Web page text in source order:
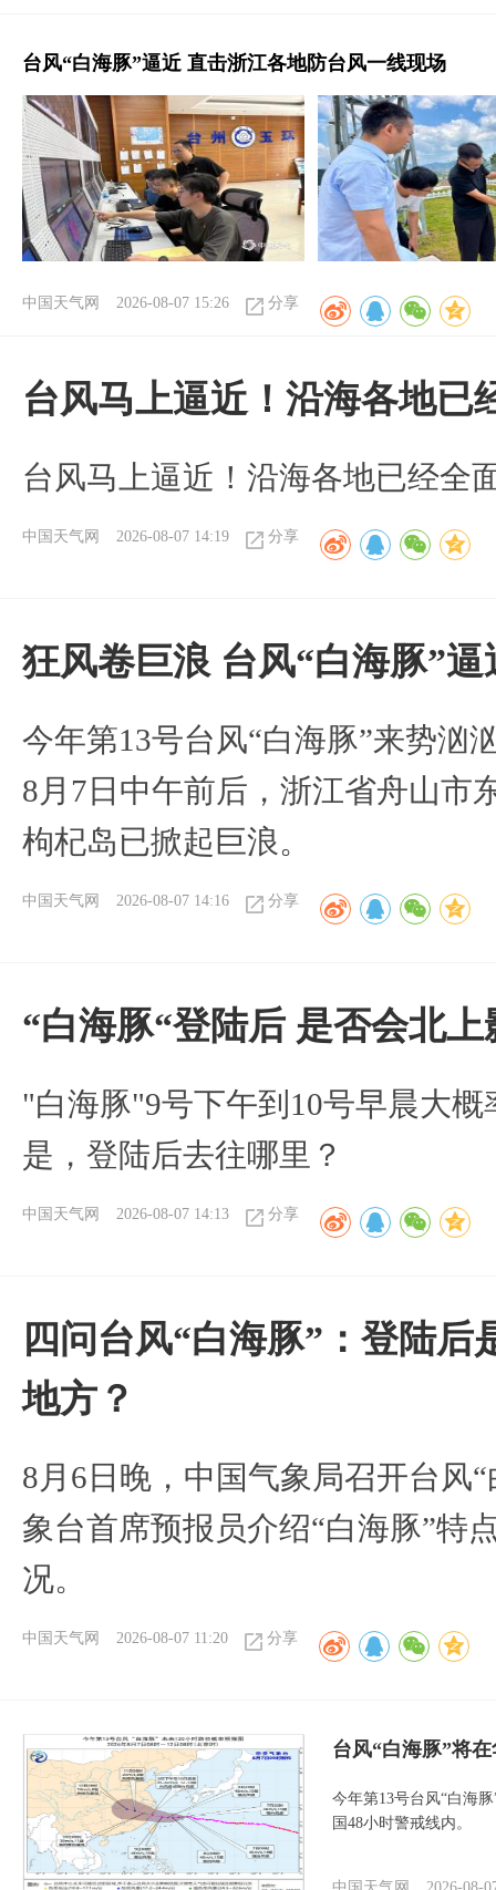
台风“白海豚”逼近 直击浙江各地防台风一线现场
中国天气网 2026-08-07 15:26 分享
台风马上逼近！沿海各地已
台风马上逼近！沿海各地已经全
中国天气网 2026-08-07 14:19 分享
狂风卷巨浪 台风“白海豚”
今年第13号台风“白海豚”来势汹
8月7日中午前后，浙江省舟山市
枸杞岛已掀起巨浪。
中国天气网 2026-08-07 14:16 分享
“白海豚“登陆后 是否会北
"白海豚"9号下午到10号早晨大
是，登陆后去往哪里？
中国天气网 2026-08-07 14:13 分享
四问台风“白海豚”：登陆
地方？
8月6日晚，中国气象局召开台风
象台首席预报员介绍“白海豚”特
况。
中国天气网 2026-08-07 11:20 分享
台风“白海豚”将
今年第13号台风“白海
国48小时警戒线内。